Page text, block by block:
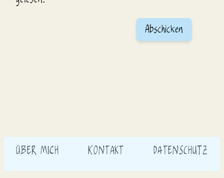
Abschicken
ÜBER MICH KONTAKT
DATENSCHUTZ